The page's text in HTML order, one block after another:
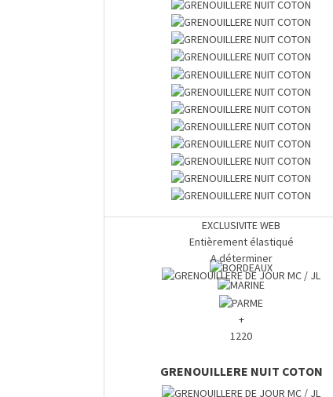
+
1220
GRENOUILLERE NUIT COTON
EXCLUSIVITE WEB
Entièrement élastiqué
A déterminer